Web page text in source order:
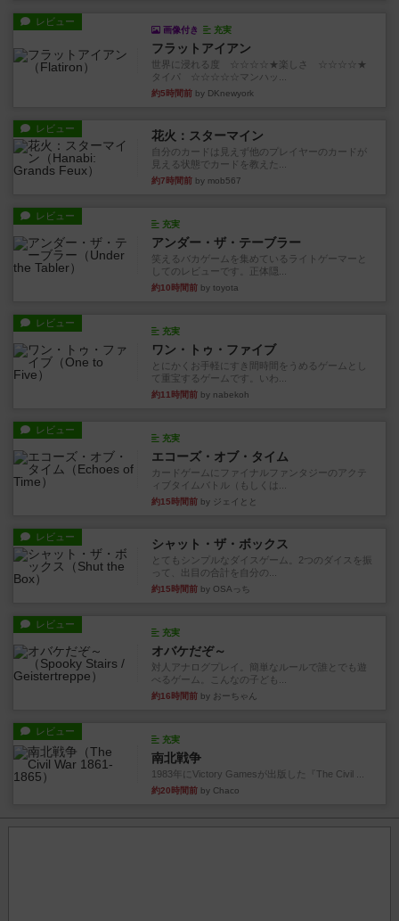
レビュー
画像付き 充実
フラットアイアン
世界に浸れる度 ☆☆☆☆★楽しさ ☆☆☆☆★
タイパ ☆☆☆☆☆マンハッ...
約5時間前 by DKnewyork
レビュー 花火：スターマイン
自分のカードは見えず他のプレイヤーのカードが
見える状態でカードを教えた...
約7時間前 by mob567
レビュー
充実
アンダー・ザ・テーブラー
笑えるバカゲームを集めているライトゲーマーと
してのレビューです。正体隠...
約10時間前 by toyota
レビュー
充実
ワン・トゥ・ファイブ
とにかくお手軽にすき間時間をうめるゲームとし
て重宝するゲームです。いわ...
約11時間前 by nabekoh
レビュー
充実
エコーズ・オブ・タイム
カードゲームにファイナルファンタジーのアクテ
ィブタイムバトル（もしくは...
約15時間前 by ジェイとと
レビュー シャット・ザ・ボックス
とてもシンプルなダイスゲーム。2つのダイスを振
って、出目の合計を自分の...
約15時間前 by OSAっち
レビュー
充実
オバケだぞ～
対人アナログプレイ。簡単なルールで誰とでも遊
べるゲーム。こんなの子ども...
約16時間前 by おーちゃん
レビュー
充実
南北戦争
1983年にVictory Gamesが出版した『The Civil ...
約20時間前 by Chaco